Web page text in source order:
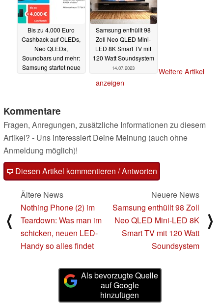
Bis zu 4.000 Euro
Cashback auf OLEDs,
Neo QLEDs,
Soundbars und mehr:
Samsung startet neue
Samsung enthüllt 98
Zoll Neo QLED Mini-
LED 8K Smart TV mit
120 Watt Soundsystem
14.07.2023
Weitere Artikel
anzeigen
Kommentare
Fragen, Anregungen, zusätzliche Informationen zu diesem
Artikel? - Uns interessiert Deine Meinung (auch ohne
Anmeldung möglich)!
Diesen Artikel kommentieren / Antworten
⟨
Ältere News
Nothing Phone (2) im
Teardown: Was man im
schicken, neuen LED-
Handy so alles findet
Neuere News
Samsung enthüllt 98 Zoll
Neo QLED Mini-LED 8K
Smart TV mit 120 Watt
Soundsystem
⟩
Als bevorzugte Quelle
auf Google
hinzufügen